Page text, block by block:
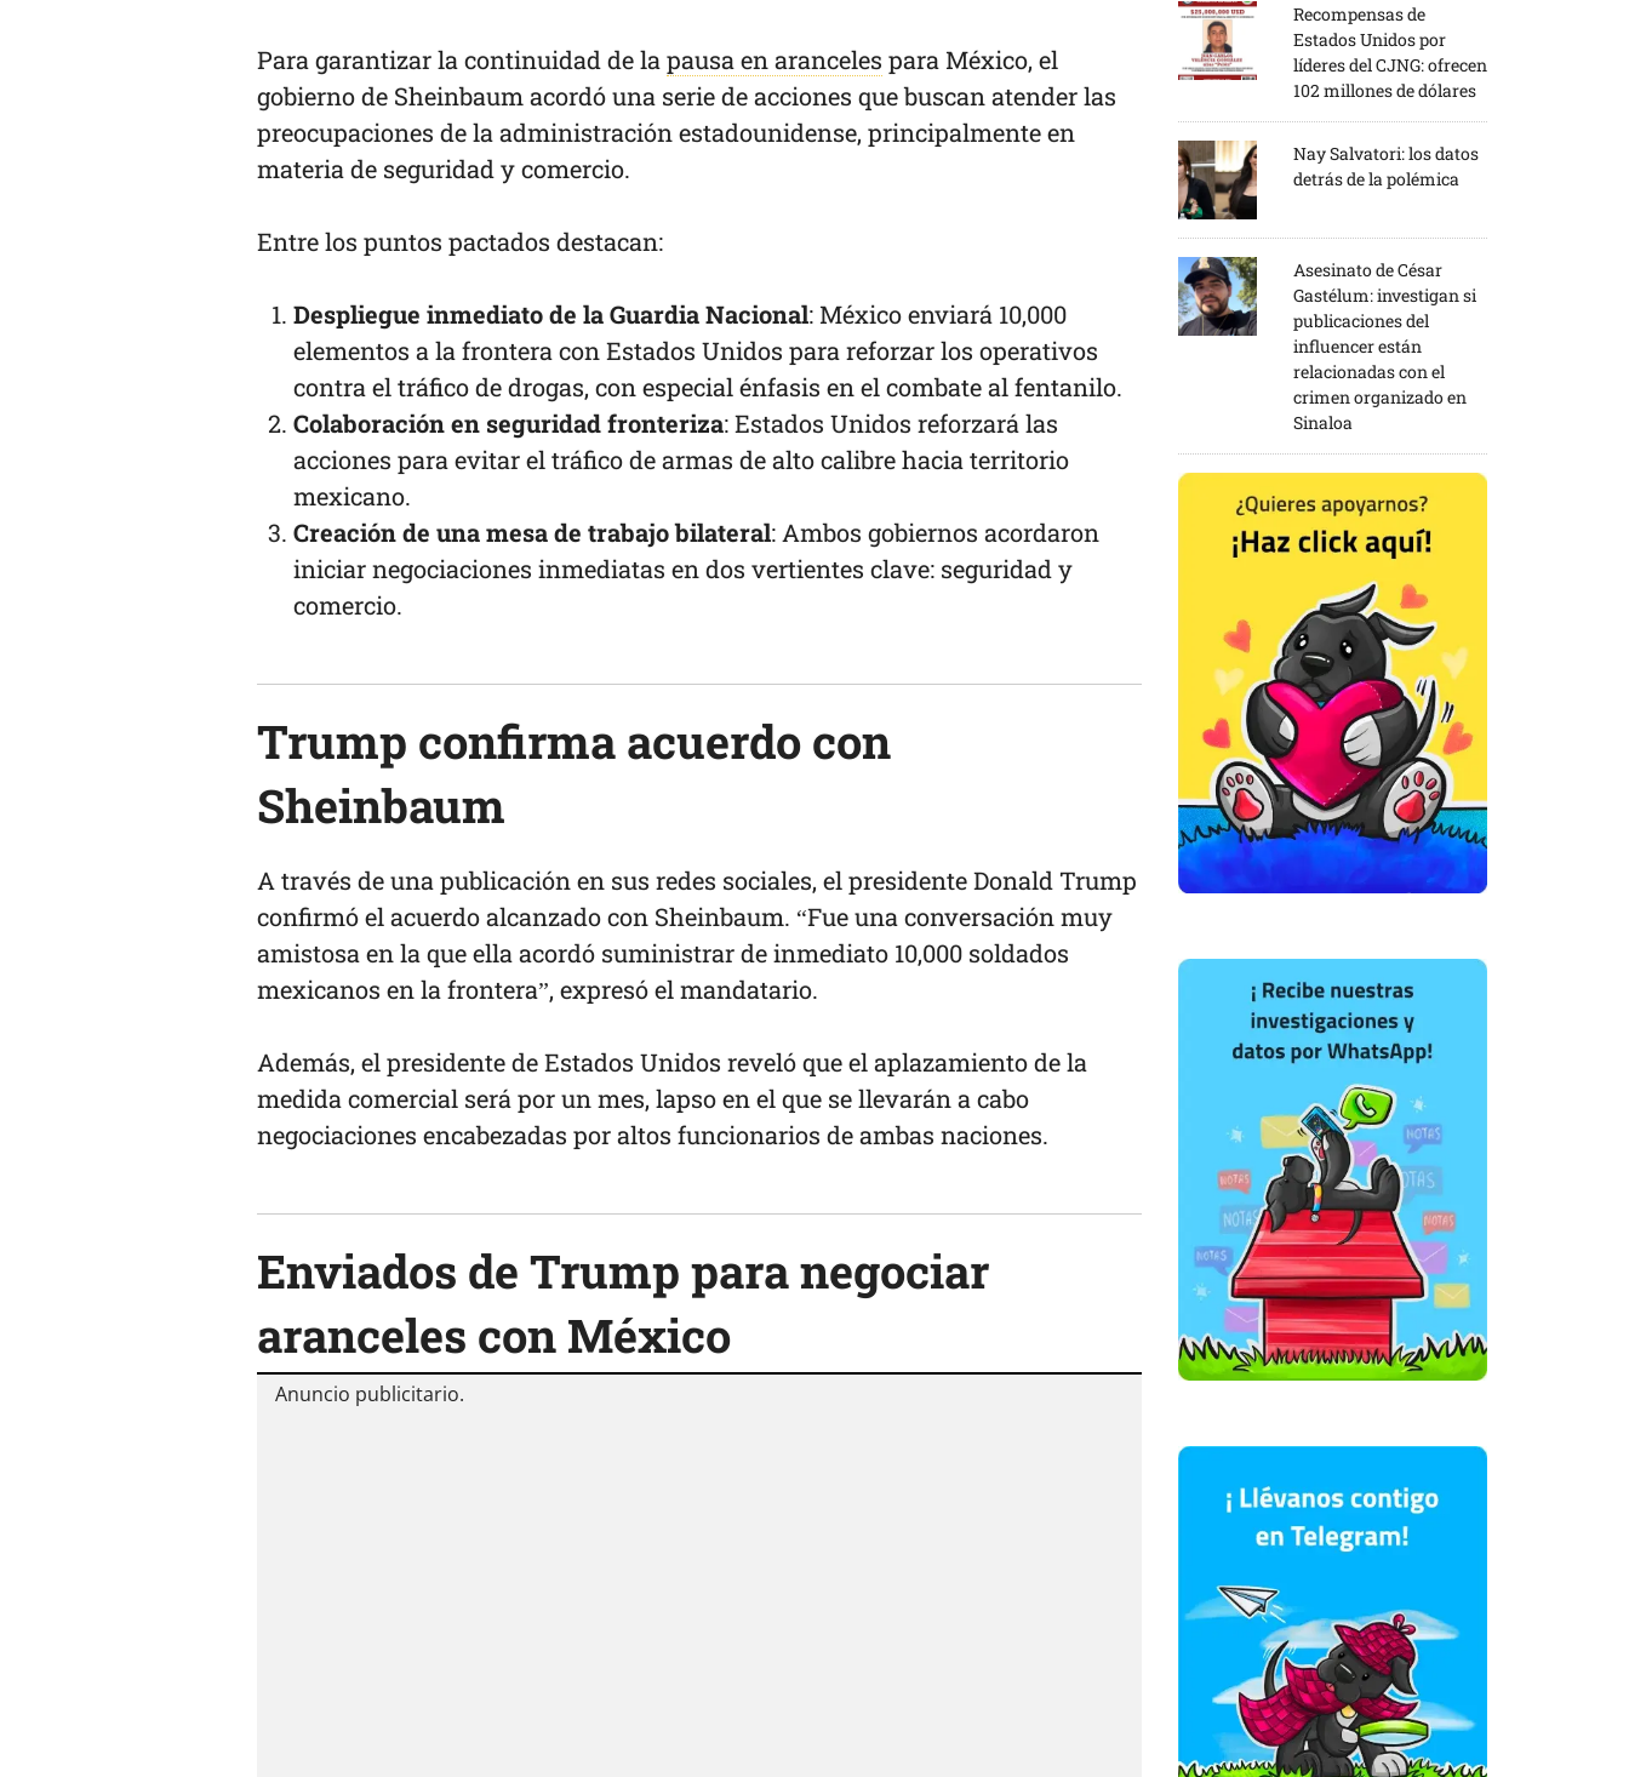
Para garantizar la continuidad de la pausa en aranceles para México, el
gobierno de Sheinbaum acordó una serie de acciones que buscan atender las
preocupaciones de la administración estadounidense, principalmente en
materia de seguridad y comercio.
Entre los puntos pactados destacan:
Despliegue inmediato de la Guardia Nacional: México enviará 10,000
elementos a la frontera con Estados Unidos para reforzar los operativos
contra el tráfico de drogas, con especial énfasis en el combate al fentanilo.
Colaboración en seguridad fronteriza: Estados Unidos reforzará las
acciones para evitar el tráfico de armas de alto calibre hacia territorio
mexicano.
Creación de una mesa de trabajo bilateral: Ambos gobiernos acordaron
iniciar negociaciones inmediatas en dos vertientes clave: seguridad y
comercio.
Trump confirma acuerdo con
Sheinbaum
A través de una publicación en sus redes sociales, el presidente Donald Trump
confirmó el acuerdo alcanzado con Sheinbaum. “Fue una conversación muy
amistosa en la que ella acordó suministrar de inmediato 10,000 soldados
mexicanos en la frontera”, expresó el mandatario.
Además, el presidente de Estados Unidos reveló que el aplazamiento de la
medida comercial será por un mes, lapso en el que se llevarán a cabo
negociaciones encabezadas por altos funcionarios de ambas naciones.
Enviados de Trump para negociar
aranceles con México
Recompensas de
Estados Unidos por
líderes del CJNG: ofrecen
102 millones de dólares
Nay Salvatori: los datos
detrás de la polémica
Asesinato de César
Gastélum: investigan si
publicaciones del
influencer están
relacionadas con el
crimen organizado en
Sinaloa